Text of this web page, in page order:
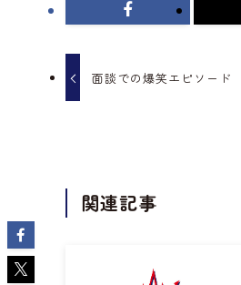
面談での爆笑エピソード
関連記事